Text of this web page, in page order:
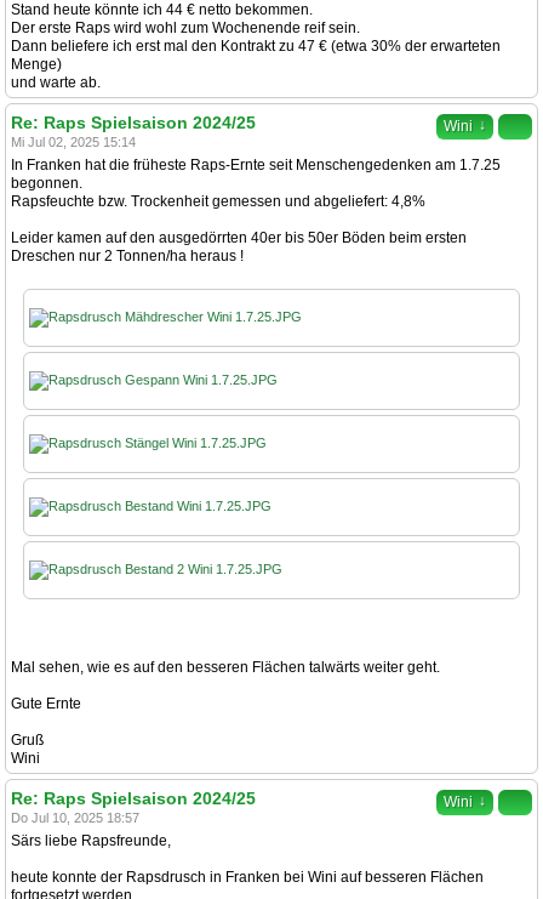
Stand heute könnte ich 44 € netto bekommen.
Der erste Raps wird wohl zum Wochenende reif sein.
Dann beliefere ich erst mal den Kontrakt zu 47 € (etwa 30% der erwarteten
Menge)
und warte ab.
Wini ↓
Re: Raps Spielsaison 2024/25
Mi Jul 02, 2025 15:14
In Franken hat die früheste Raps-Ernte seit Menschengedenken am 1.7.25
begonnen.
Rapsfeuchte bzw. Trockenheit gemessen und abgeliefert: 4,8%
Leider kamen auf den ausgedörrten 40er bis 50er Böden beim ersten
Dreschen nur 2 Tonnen/ha heraus !
Mal sehen, wie es auf den besseren Flächen talwärts weiter geht.
Gute Ernte
Gruß
Wini
Wini ↓
Re: Raps Spielsaison 2024/25
Do Jul 10, 2025 18:57
Särs liebe Rapsfreunde,
heute konnte der Rapsdrusch in Franken bei Wini auf besseren Flächen